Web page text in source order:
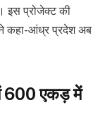
इस प्रोजेक्ट की
कहा-आंध्र प्रदेश अब
600 एकड़ में